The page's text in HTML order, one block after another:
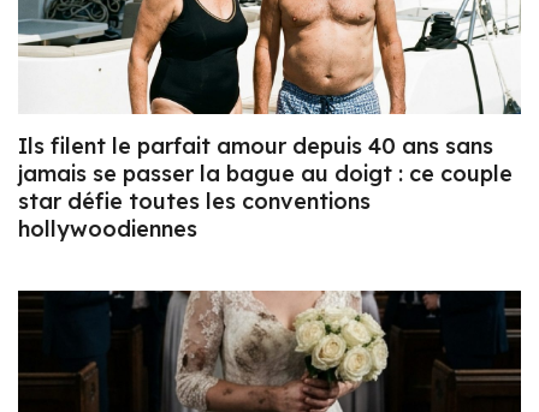
Ils filent le parfait amour depuis 40 ans sans
jamais se passer la bague au doigt : ce couple
star défie toutes les conventions
hollywoodiennes